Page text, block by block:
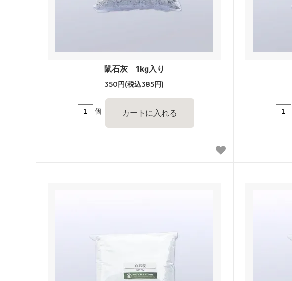
鼠石灰 1kg入り
350円(税込385円)
個